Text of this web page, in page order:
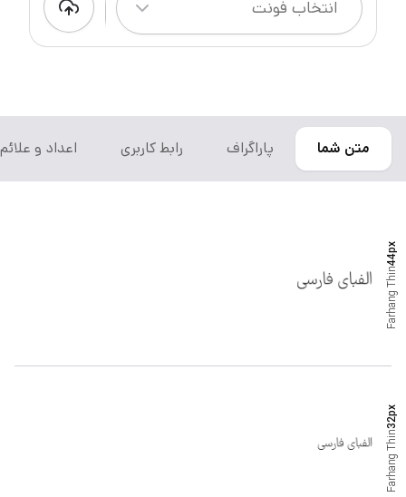
متن شما پاراگراف رابط کاربری اعداد و علائم
Farhang
Thin
44
px
Farhang
Thin
32
px